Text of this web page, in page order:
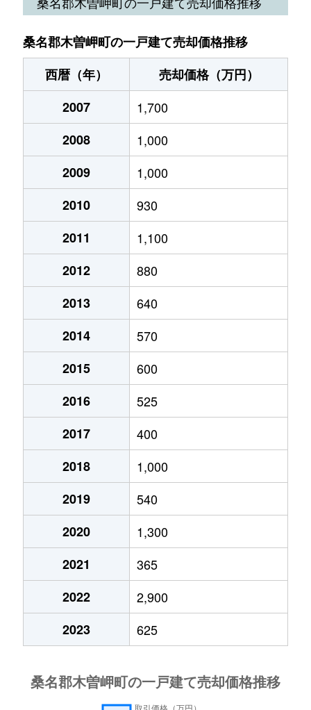
桑名郡木曽岬町の一戸建て売却価格推移
西暦（年）
売却価格（万円）
2007
1,700
2008
1,000
2009
1,000
2010
930
2011
1,100
2012
880
2013
640
2014
570
2015
600
2016
525
2017
400
2018
1,000
2019
540
2020
1,300
2021
365
2022
2,900
2023
625